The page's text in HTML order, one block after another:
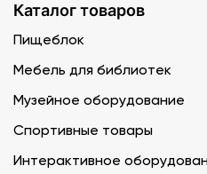
Каталог товаров
Пищеблок
Мебель для библиотек
Музейное оборудование
Спортивные товары
Интерактивное